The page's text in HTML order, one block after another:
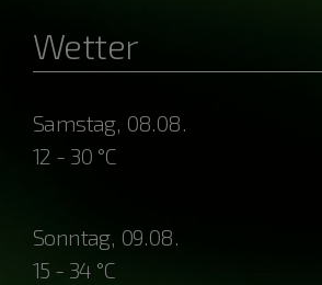
Wetter
Samstag, 08.08.
12 - 30 °C
Sonntag, 09.08.
15 - 34 °C